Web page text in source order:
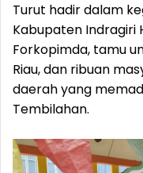
Turut hadir dalam
Kabupaten Indragiri
Forkopimda, tamu
Riau, dan ribuan
daerah yang
Tembilahan.